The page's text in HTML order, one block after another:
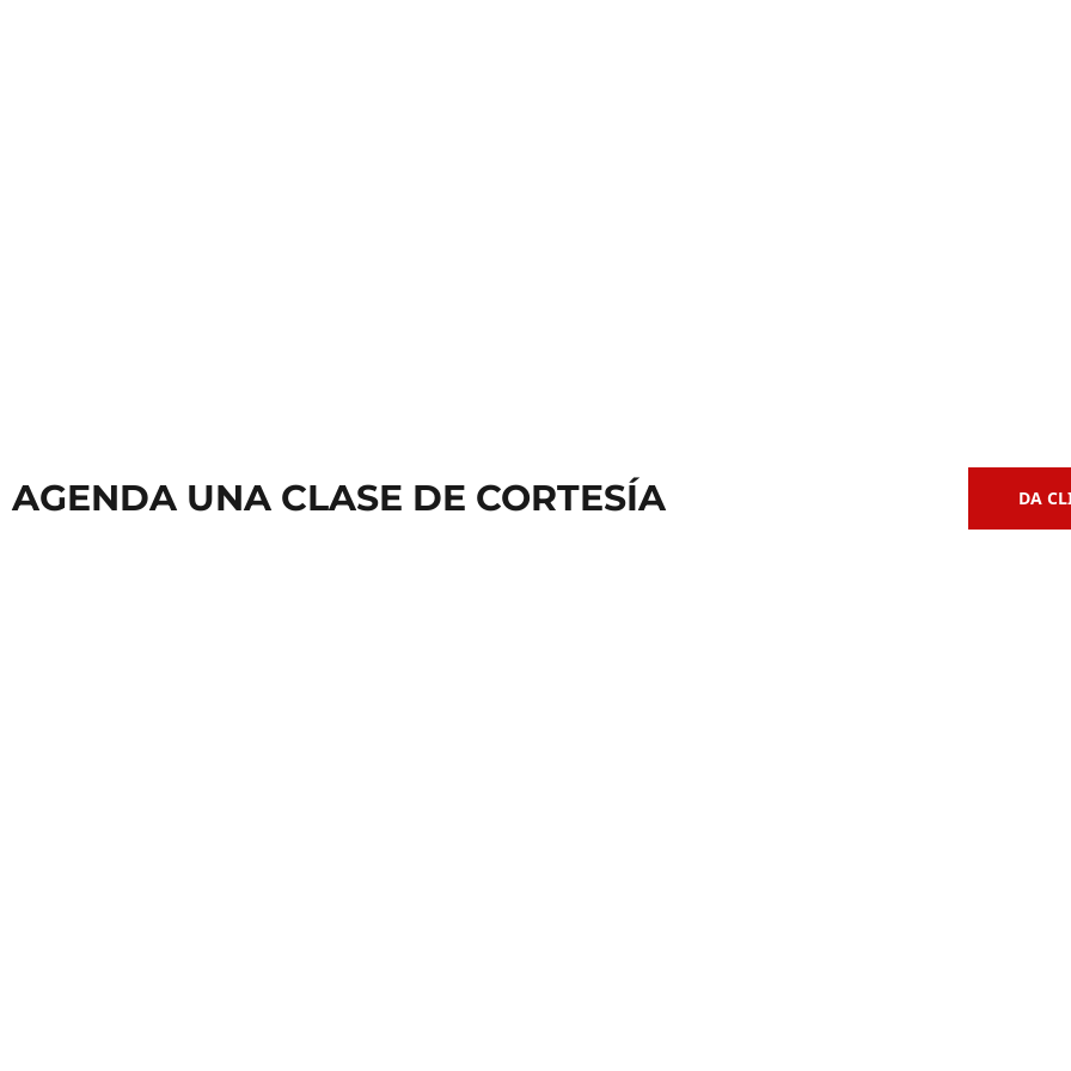
AGENDA UNA CLASE DE CORTESÍA DA